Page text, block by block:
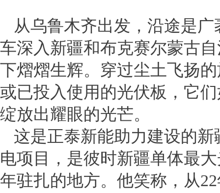
从乌鲁木齐出发，沿途是
车深入新疆和布克赛尔蒙古
下熠熠生辉。穿过尘土飞扬
或已投入使用的光伏板，它
绽放出耀眼的光芒。
这是正泰新能助力建设的
电项目，是彼时新疆单体最
年驻扎的地方。他笑称，从